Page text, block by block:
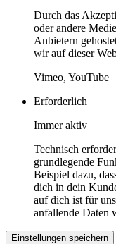
Durch das
oder andere
Anbietern
wir auf dieser
Vimeo, YouTube
Erforderlich
Immer aktiv
Technisch
grundlegende
Beispiel dazu,
dich in dein
auf dich ist für
anfallende Daten
Einstellungen speichern